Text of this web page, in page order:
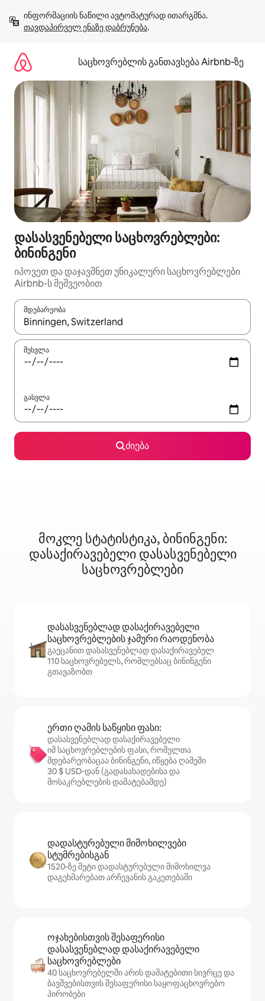
გადასვლა
თავდაპირველ ენაზე დაბრუნება.
საცხოვრებლის განთავსება Airbnb‑ზე
დასასვენებელი საცხოვრებლები:
ბინინგენი
იპოვეთ და დაჯავშნეთ უნიკალური საცხოვრებლები
Airbnb-ს მეშვეობით
მდებარეობა
როცა შედეგები ხელმისაწვდომი გახდება, ნავიგაციისთვის
შესვლა
გასვლა
ძიება
მოკლე სტატისტიკა, ბინინგენი:
დასაქირავებელი დასასვენებელი
საცხოვრებლები
დასასვენებლად დასაქირავებელი
საცხოვრებლების ჯამური რაოდენობა
გაეცანით დასასვენებლად დასაქირავებელ
110 საცხოვრებელს, რომლებსაც ბინინგენი
გთავაზობთ
ერთი ღამის საწყისი ფასი:
დასასვენებლად დასაქირავებელი
იმ საცხოვრებლების ფასი, რომელთა
მდებარეობაცაა ბინინგენი, იწყება ღამეში
30 $ USD‑დან (გადასახადებისა და
მოსაკრებლების დამატებამდე)
დადასტურებული მიმოხილვები
სტუმრებისგან
1520‑ზე მეტი დადასტურებული მიმოხილვა
დაგეხმარებათ არჩევანის გაკეთებაში
ოჯახებისთვის შესაფერისი
დასასვენებლად დასაქირავებელი
საცხოვრებლები
40 საცხოვრებელში არის დამატებითი სივრცე და
ბავშვებისთვის შესაფერისი საყოფაცხოვრებო
პირობები